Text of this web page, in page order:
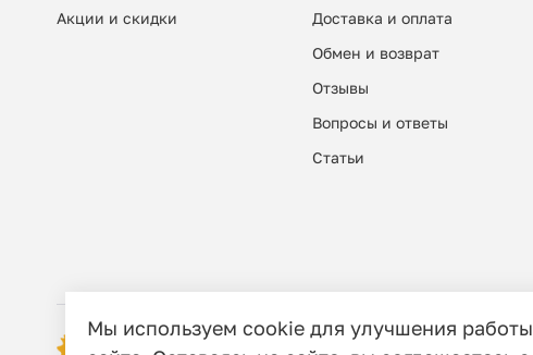
Акции и скидки
Доставка и оплата
Обмен и возврат
Отзывы
Вопросы и ответы
Cтатьи
© 2006 - 2026 Этно-шоп, Интернет-магазин
Мы используем cookie для улучшения работы